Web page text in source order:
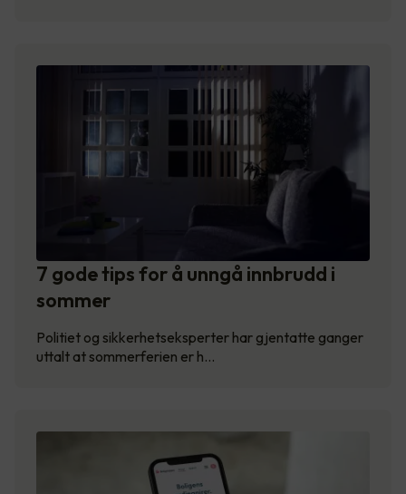
7 gode tips for å unngå innbrudd i
sommer
Politiet og sikkerhetseksperter har gjentatte ganger
uttalt at sommerferien er h…